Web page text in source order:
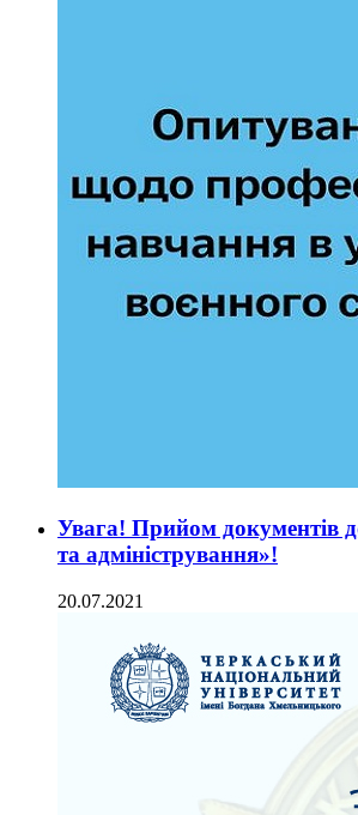
Увага! Прийом документів
та адміністрування»!
20.07.2021